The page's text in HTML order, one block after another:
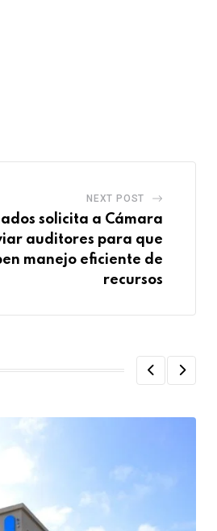
NEXT POST
solicita a Cámara
auditores para que
manejo eficiente de
recursos